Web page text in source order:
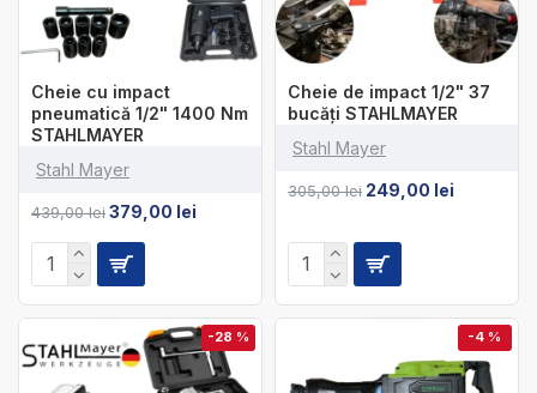
Stahl Mayer
Cheie cu impact
pneumatică 1/2" 1400 Nm
STAHLMAYER
439,00 lei379,00 lei
Stahl Mayer
Cheie de impact 1/2" 37
bucăți STAHLMAYER
305,00 lei 249,00 lei
-28 % -4 %